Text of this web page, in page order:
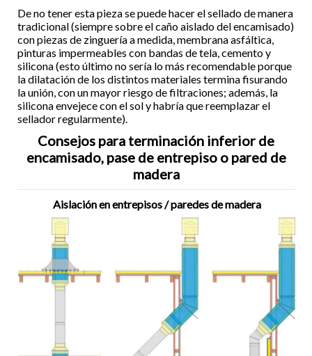
De no tener esta pieza se puede hacer el sellado de manera
tradicional (siempre sobre el caño aislado del encamisado)
con piezas de zinguería a medida, membrana asfáltica,
pinturas impermeables con bandas de tela, cemento y
silicona (esto último no sería lo más recomendable porque
la dilatación de los distintos materiales termina fisurando
la unión, con un mayor riesgo de filtraciones; además, la
silicona envejece con el sol y habría que reemplazar el
sellador regularmente).
Consejos para terminación inferior de
encamisado, pase de entrepiso o pared de
madera
Aislación en entrepisos / paredes de madera